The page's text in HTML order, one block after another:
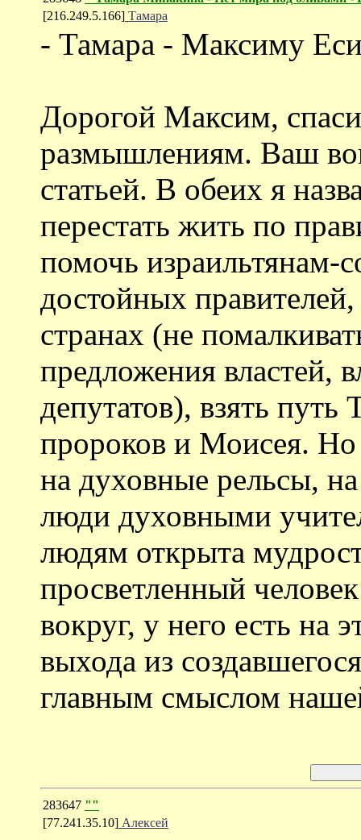
[216.249.5.166] Тамара
- Тамара - Максиму
Дорогой Максим,
размышлениям. Ваш
статьей. В обеих я
перестать жить по
помочь израильтянам-
достойных
странах (не
предложения властей,
депутатов), взять
пророков и Моисея. Но
на духовные рельсы,
люди духовными
людям открыта
просветленный
вокруг, у него есть на
выхода из
главным смыслом
283647 ""
[77.241.35.10] Алексей